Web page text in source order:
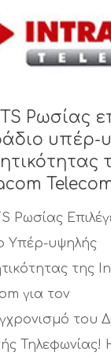
Ρωσίας
υπέρ-
Ρωσίας
Υπέρ-υψηλής
της
για τον
του
Τηλεφωνίας!